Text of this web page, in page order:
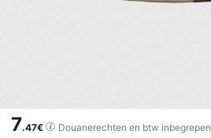
7.47€ Douanerechten en btw inbegrepen